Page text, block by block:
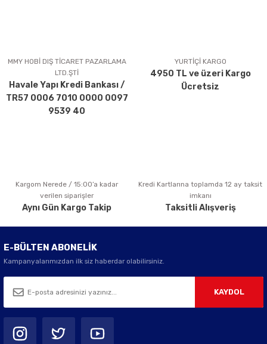
Ürün açıklamasında eksik bilgiler bulunuyor.
Ürün bilgilerinde hatalar bulunuyor.
Ürün fiyatı diğer sitelerden daha pahalı.
Bu ürüne benzer farklı alternatifler olmalı.
Gönder
MMY HOBİ DIŞ TİCARET PAZARLAMA
LTD.ŞTİ
Havale Yapı Kredi Bankası /
TR57 0006 7010 0000 0097
9539 40
YURTİÇİ KARGO
4950 TL ve üzeri Kargo
Ücretsiz
Kargom Nerede / 15:00’a kadar
verilen siparişler
Aynı Gün Kargo Takip
Kredi Kartlarına toplamda 12 ay taksit
imkanı
Taksitli Alışveriş
E-BÜLTEN ABONELİK
Kampanyalarımızdan ilk siz haberdar olabilirsiniz.
KAYDOL